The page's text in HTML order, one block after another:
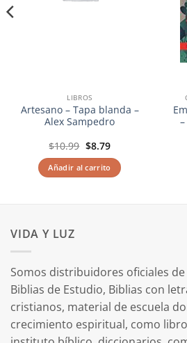
LIBROS
Artesano – Tapa blanda –
Alex Sampedro
$10.99 El
precio
original
era:
$10.99.
$8.79El
actual
es:
$8.79.
Añadir al carrito
VIDA Y LUZ
Somos distribuidores oficiales
Biblias de Estudio, Biblias con
cristianos, material de escuela
crecimiento espiritual, como